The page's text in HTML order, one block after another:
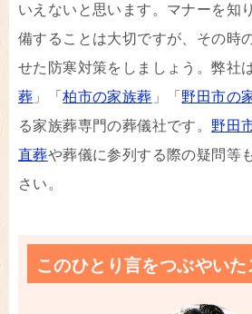
いえないと思います。マナーを知
備することは大切ですが、その時
せた防寒対策をしましょう。弊社
葬 」「柏市の家族葬 」「 野田市の
る家族葬専門の葬儀社です。 野田
直葬や葬儀に参列する際の疑問等
さい。
このひとり言をつぶやいた